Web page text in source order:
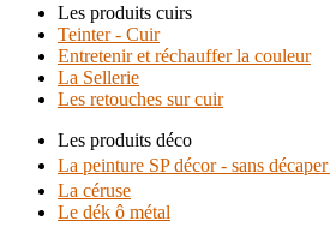
Les produits cuirs
Teinter - Cuir
Entretenir et réchauffer la couleur
La Sellerie
Les retouches sur cuir
Les produits déco
La peinture SP décor - sans décaper
La céruse
Le dék ô métal